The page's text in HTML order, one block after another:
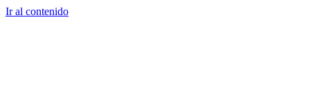
Ir al contenido